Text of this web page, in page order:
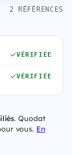
2 RÉFÉRENCES
VÉRIFIÉE
VÉRIFIÉE
. Quodat
vous. En